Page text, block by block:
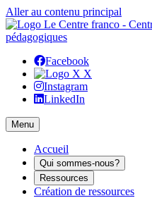
Aller au contenu principal
Facebook
X
Instagram
LinkedIn
Menu
Accueil
Qui sommes-nous?
Ressources
Création de ressources